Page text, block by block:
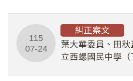
業把關與糾錯功
告漏未審酌師生不
115
07-24
糾正案文
葉大華委員、田
立西螺國民中學